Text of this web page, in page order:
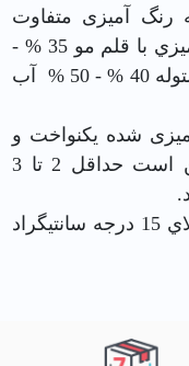
رنگ آمیزی متفاوت
است ولي در شرايط معمول رنگ آميزي با قلم مو 35 % -
25 % ، با غلطک 10 % - 5 % و با پیستوله 40 % - 50 % آب
شده یکنواخت و
یکدست، بنابر سطح زير كار ممكن است حداقل 2 تا 3
• اعمال پوشرنگ در دمای محيط بالاي 15 درجه سانتیگراد